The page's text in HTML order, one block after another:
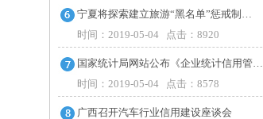
宁夏将探索建立旅游“黑名单”惩戒制…
时间：2019-05-04 点击：8920
国家统计局网站公布《企业统计信用管…
时间：2019-05-04 点击：8578
广西召开汽车行业信用建设座谈会